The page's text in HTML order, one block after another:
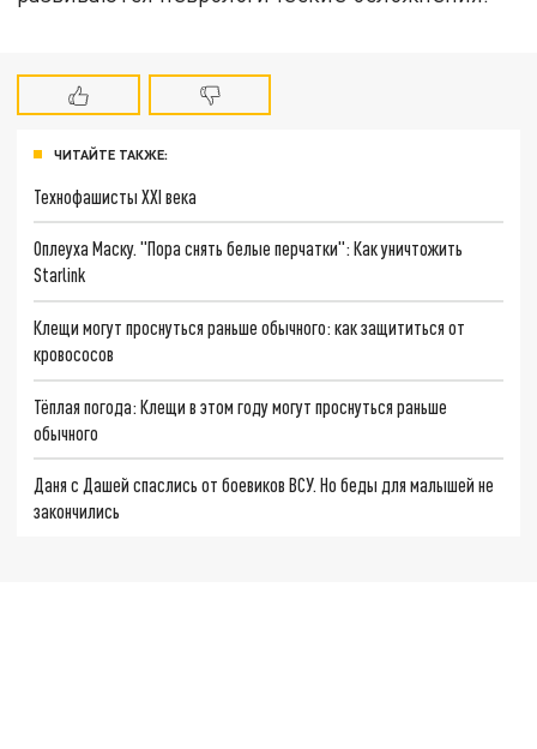
ЧИТАЙТЕ ТАКЖЕ:
Технофашисты XXI века
Оплеуха Маску. "Пора снять белые перчатки": Как уничтожить
Starlink
Клещи могут проснуться раньше обычного: как защититься от
кровососов
Тёплая погода: Клещи в этом году могут проснуться раньше
обычного
Даня с Дашей спаслись от боевиков ВСУ. Но беды для малышей не
закончились